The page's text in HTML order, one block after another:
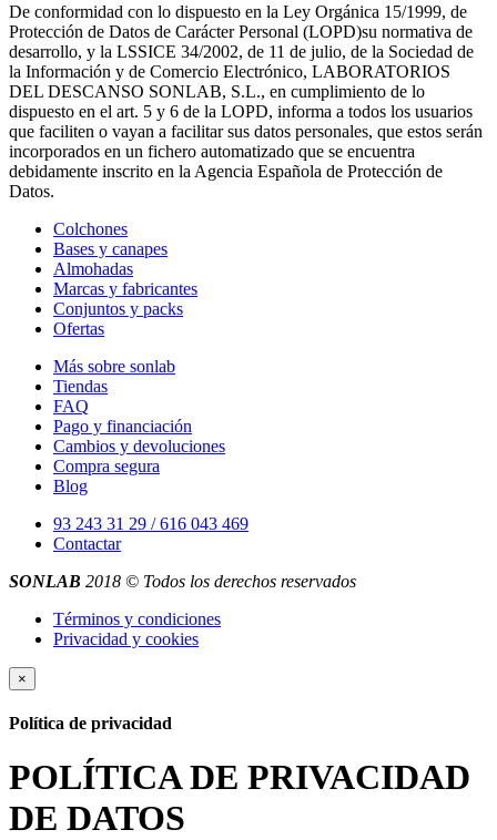
De conformidad con lo dispuesto en la Ley Orgánica 15/1999, de
Protección de Datos de Carácter Personal (LOPD)su normativa de
desarrollo, y la LSSICE 34/2002, de 11 de julio, de la Sociedad de
la Información y de Comercio Electrónico, LABORATORIOS
DEL DESCANSO SONLAB, S.L., en cumplimiento de lo
dispuesto en el art. 5 y 6 de la LOPD, informa a todos los usuarios
que faciliten o vayan a facilitar sus datos personales, que estos serán
incorporados en un fichero automatizado que se encuentra
debidamente inscrito en la Agencia Española de Protección de
Datos.
Colchones
Bases y canapes
Almohadas
Marcas y fabricantes
Conjuntos y packs
Ofertas
Más sobre sonlab
Tiendas
FAQ
Pago y financiación
Cambios y devoluciones
Compra segura
Blog
93 243 31 29 / 616 043 469
Contactar
SONLAB 2018 © Todos los derechos reservados
Términos y condiciones
Privacidad y cookies
×
Política de privacidad
POLÍTICA DE PRIVACIDAD
DE DATOS